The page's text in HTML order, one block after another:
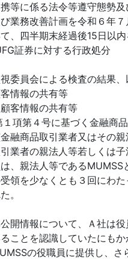
等に係る法令等遵守態勢
務改善計画を令和６年７
四半期末経過後15日以内
証券に対する行政処分
委員会による検査の結果
情報の共有等
客情報の共有等
項第４号に基づく金融商
融商品取引業者又はその
業者の親法人等若しくは
、親法人等である
領を少なくとも３回にわ
。
開情報について、Ａ社は
ことを認識していたにも
の役職員に提供し、